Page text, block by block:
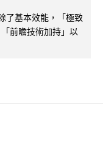
了基本效能，「極致
前瞻技術加持」以